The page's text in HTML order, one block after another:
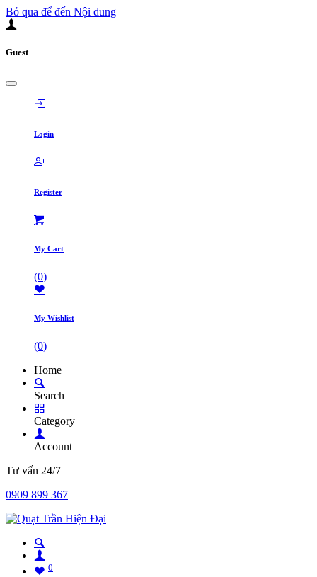
Bỏ qua để đến Nội dung
Guest
Login
Register
My Cart
(0)
My Wishlist
(0)
Home
Search
Category
Account
Tư vấn 24/7
0909 899 367
0